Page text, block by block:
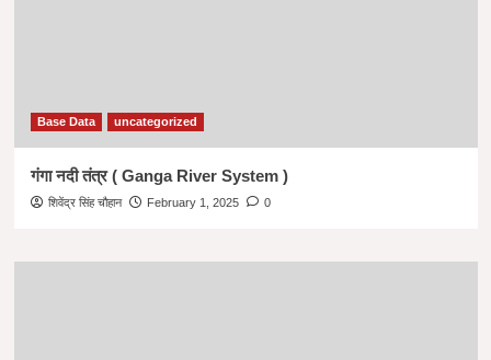
Base Data uncategorized
गंगा नदी तंत्र ( Ganga River System )
शिवेंद्र सिंह चौहान February 1, 2025 0